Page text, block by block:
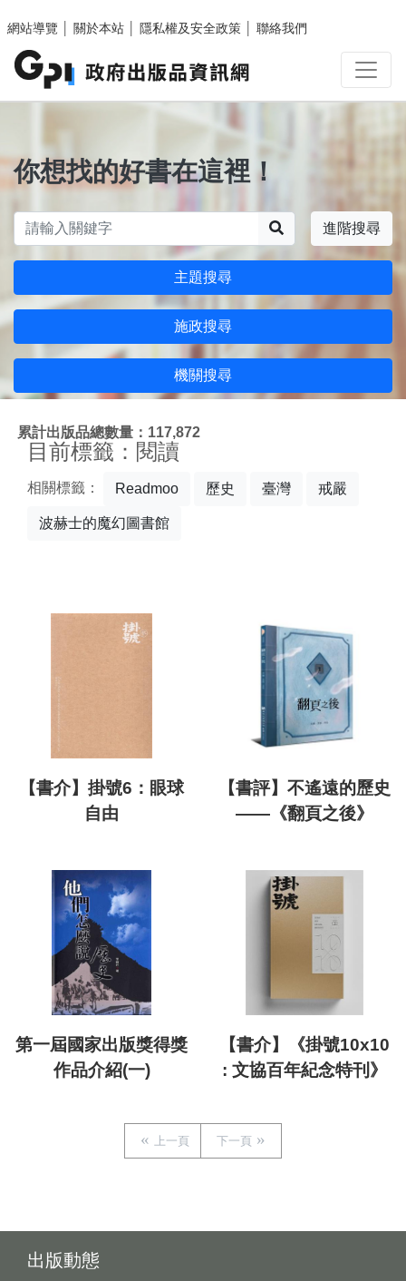
網站導覽
關於本站 隱私權及安全政策 聯絡我們
你想找的好書在這裡！
進階搜尋
主題搜尋
施政搜尋
機關搜尋
累計出版品總數量：117,872
目前標籤：閱讀
相關標籤： Readmoo 歷史 臺灣 戒嚴
波赫士的魔幻圖書館
【書介】掛號6：眼球
自由
【書評】不遙遠的歷史
——《翻頁之後》
第一屆國家出版獎得獎
作品介紹(一)
【書介】《掛號10x10
: 文協百年紀念特刊》
上一頁 下一頁
出版動態